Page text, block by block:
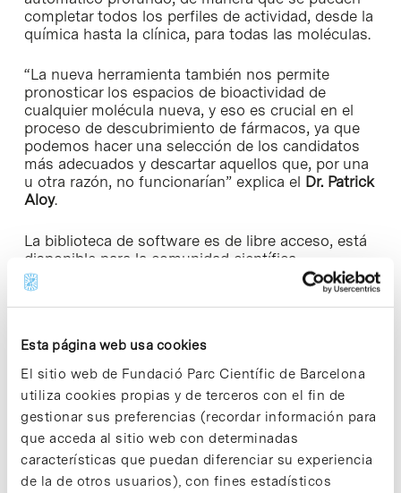
Esta página web usa cookies
El sitio web de Fundació Parc Científic de Barcelona
utiliza cookies propias y de terceros con el fin de
gestionar sus preferencias (recordar información para
que acceda al sitio web con determinadas
características que puedan diferenciar su experiencia
de la de otros usuarios), con fines estadísticos
completar todos los perfiles de actividad, desde la
química hasta la clínica, para todas las moléculas.
“La nueva herramienta también nos permite
pronosticar los espacios de bioactividad de
cualquier molécula nueva, y eso es crucial en el
proceso de descubrimiento de fármacos, ya que
podemos hacer una selección de los candidatos
más adecuados y descartar aquellos que, por una
u otra razón, no funcionarían” explica el Dr. Patrick
Aloy.
La biblioteca de software es de libre acceso, está
disponible para la comunidad científica
en
, y será actualizada
periódicamente por los investigadores, a medida
que se disponga de más datos de actividad
experimentales en el Chemical Checker, las redes
neurales artificiales se actualizarán también para ir
perfeccionando las estimaciones.
» Más informació:web del IRB Barcelona [+]